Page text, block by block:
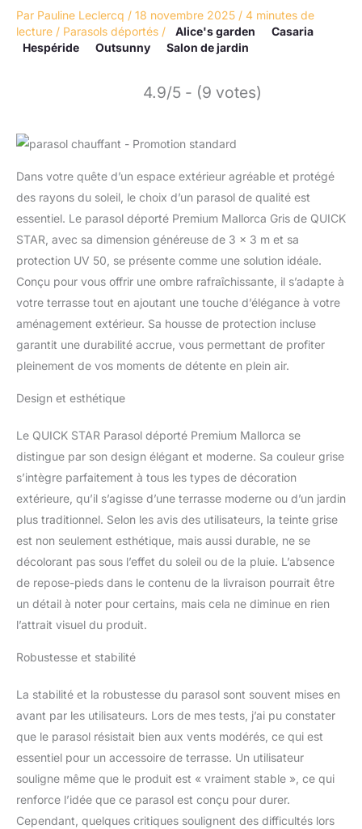
Par Pauline Leclercq / 18 novembre 2025 / 4 minutes de
lecture / Parasols déportés / Alice's garden
Casaria
Hespéride
Outsunny Salon de jardin
4.9/5 - (9 votes)
Dans votre quête d’un espace extérieur agréable et protégé
des rayons du soleil, le choix d’un parasol de qualité est
essentiel. Le parasol déporté Premium Mallorca Gris de QUICK
STAR, avec sa dimension généreuse de 3 x 3 m et sa
protection UV 50, se présente comme une solution idéale.
Conçu pour vous offrir une ombre rafraîchissante, il s’adapte à
votre terrasse tout en ajoutant une touche d’élégance à votre
aménagement extérieur. Sa housse de protection incluse
garantit une durabilité accrue, vous permettant de profiter
pleinement de vos moments de détente en plein air.
Design et esthétique
Le QUICK STAR Parasol déporté Premium Mallorca se
distingue par son design élégant et moderne. Sa couleur grise
s’intègre parfaitement à tous les types de décoration
extérieure, qu’il s’agisse d’une terrasse moderne ou d’un jardin
plus traditionnel. Selon les avis des utilisateurs, la teinte grise
est non seulement esthétique, mais aussi durable, ne se
décolorant pas sous l’effet du soleil ou de la pluie. L’absence
de repose-pieds dans le contenu de la livraison pourrait être
un détail à noter pour certains, mais cela ne diminue en rien
l’attrait visuel du produit.
Robustesse et stabilité
La stabilité et la robustesse du parasol sont souvent mises en
avant par les utilisateurs. Lors de mes tests, j’ai pu constater
que le parasol résistait bien aux vents modérés, ce qui est
essentiel pour un accessoire de terrasse. Un utilisateur
souligne même que le produit est « vraiment stable », ce qui
renforce l’idée que ce parasol est conçu pour durer.
Cependant, quelques critiques soulignent des difficultés lors